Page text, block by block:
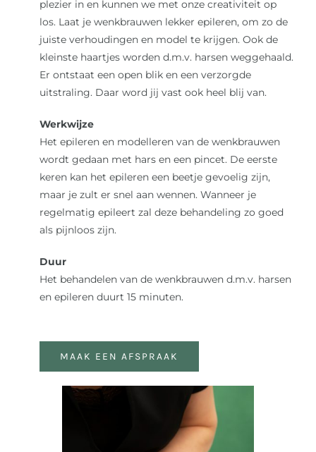
Over ons
Reviews
Laat je inspireren
Contact
plezier in en kunnen we met onze creativiteit op
los. Laat je wenkbrauwen lekker epileren, om zo de
juiste verhoudingen en model te krijgen. Ook de
kleinste haartjes worden d.m.v. harsen weggehaald.
Er ontstaat een open blik en een verzorgde
uitstraling. Daar word jij vast ook heel blij van.
Werkwijze
Het epileren en modelleren van de wenkbrauwen
wordt gedaan met hars en een pincet. De eerste
keren kan het epileren een beetje gevoelig zijn,
maar je zult er snel aan wennen. Wanneer je
regelmatig epileert zal deze behandeling zo goed
als pijnloos zijn.
Duur
Het behandelen van de wenkbrauwen d.m.v. harsen
en epileren duurt 15 minuten.
MAAK EEN AFSPRAAK